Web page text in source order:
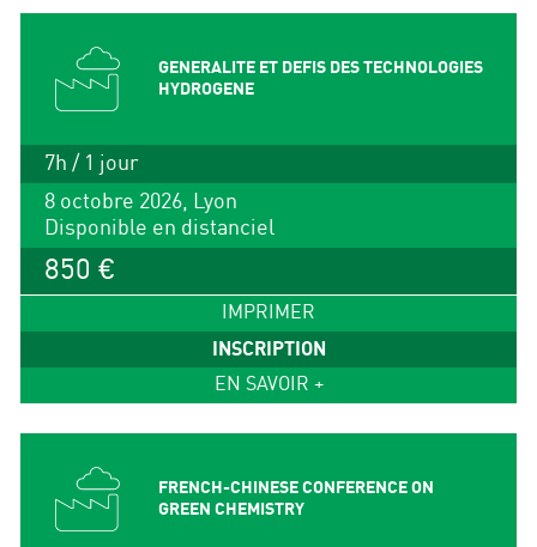
GENERALITE ET DEFIS DES TECHNOLOGIES
HYDROGENE
7h / 1 jour
8 octobre 2026, Lyon
Disponible en distanciel
850 €
IMPRIMER
INSCRIPTION
EN SAVOIR +
FRENCH-CHINESE CONFERENCE ON
GREEN CHEMISTRY